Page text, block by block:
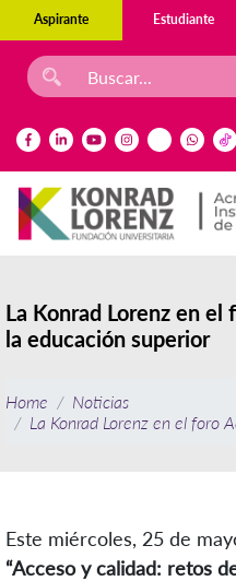
Aspirante Estudiante
La Konrad Lorenz en
la educación superior
Home
Noticias
La Konrad Lorenz en el foro
Este miércoles, 25 de
“Acceso y calidad: retos